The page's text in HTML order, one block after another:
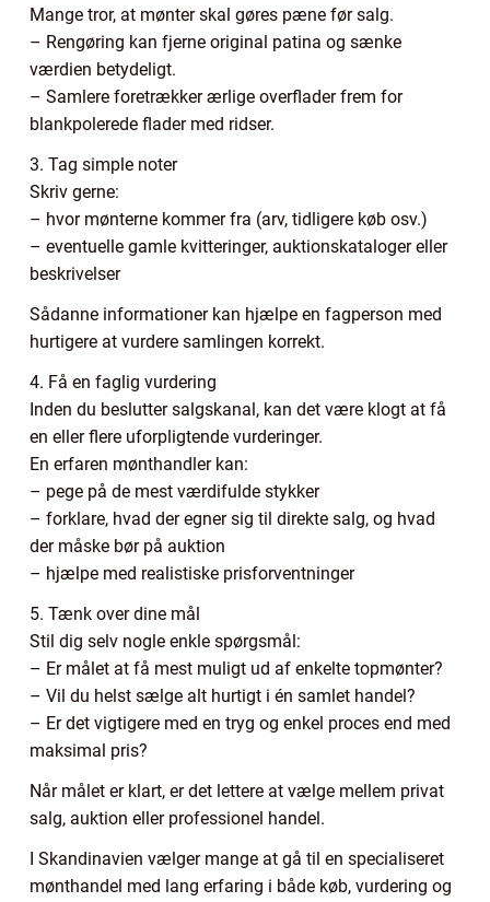
Mange tror, at mønter skal gøres pæne før salg.
– Rengøring kan fjerne original patina og sænke
værdien betydeligt.
– Samlere foretrækker ærlige overflader frem for
blankpolerede flader med ridser.
3. Tag simple noter
Skriv gerne:
– hvor mønterne kommer fra (arv, tidligere køb osv.)
– eventuelle gamle kvitteringer, auktionskataloger eller
beskrivelser
Sådanne informationer kan hjælpe en fagperson med
hurtigere at vurdere samlingen korrekt.
4. Få en faglig vurdering
Inden du beslutter salgskanal, kan det være klogt at få
en eller flere uforpligtende vurderinger.
En erfaren mønthandler kan:
– pege på de mest værdifulde stykker
– forklare, hvad der egner sig til direkte salg, og hvad
der måske bør på auktion
– hjælpe med realistiske prisforventninger
5. Tænk over dine mål
Stil dig selv nogle enkle spørgsmål:
– Er målet at få mest muligt ud af enkelte topmønter?
– Vil du helst sælge alt hurtigt i én samlet handel?
– Er det vigtigere med en tryg og enkel proces end med
maksimal pris?
Når målet er klart, er det lettere at vælge mellem privat
salg, auktion eller professionel handel.
I Skandinavien vælger mange at gå til en specialiseret
mønthandel med lang erfaring i både køb, vurdering og